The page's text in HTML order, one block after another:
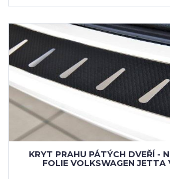
KRYT PRAHU PÁTÝCH DVEŘÍ -
FOLIE VOLKSWAGEN JETTA